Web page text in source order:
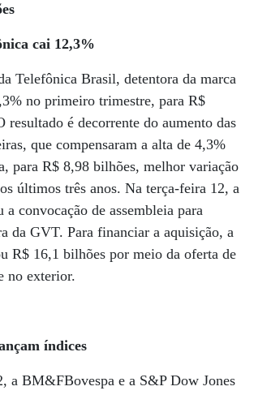
cai 12,3%
Telefônica Brasil, detentora da marca
no primeiro trimestre, para R$
resultado é decorrente do aumento das
que compensaram a alta de 4,3%
para R$ 8,98 bilhões, melhor variação
últimos três anos. Na terça-feira 12, a
a convocação de assembleia para
da GVT. Para financiar a aquisição, a
R$ 16,1 bilhões por meio da oferta de
no exterior.
índices
a BM&FBovespa e a S&P Dow Jones